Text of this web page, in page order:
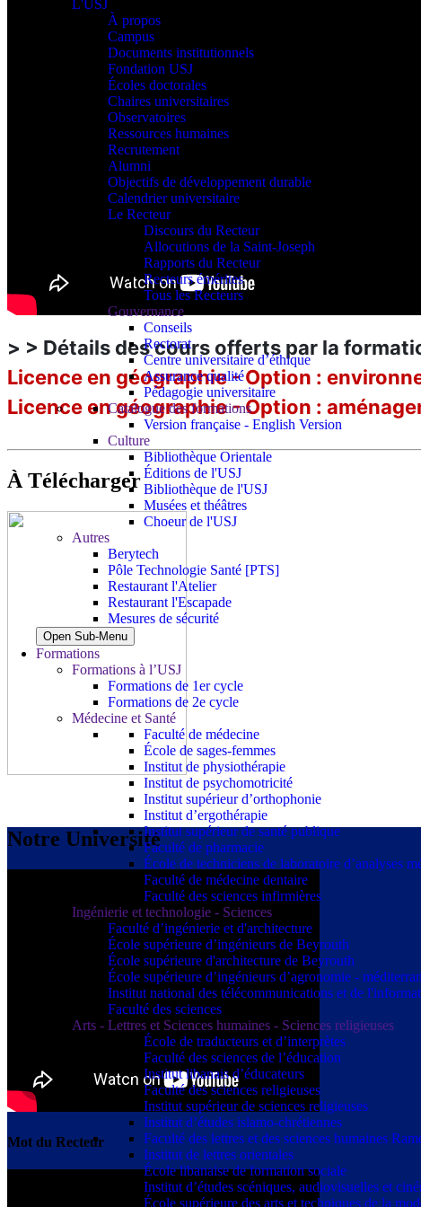
L'USJ
À propos
Campus
Documents institutionnels
Fondation USJ
Écoles doctorales
Chaires universitaires
Observatoires
Ressources humaines
Recrutement
Alumni
Objectifs de développement durable
Calendrier universitaire
Le Recteur
Discours du Recteur
Allocutions de la Saint-Joseph
Rapports du Recteur
Recteurs émérites
Tous les Recteurs
Gouvernance
Conseils
Rectorat
Centre universitaire d’éthique
Assurance qualité
Pédagogie universitaire
Catalogue des formations
Version française - English Version
Culture
Bibliothèque Orientale
Éditions de l'USJ
Bibliothèque de l'USJ
Musées et théâtres
Choeur de l'USJ
Autres
Berytech
Pôle Technologie Santé [PTS]
Restaurant l'Atelier
Restaurant l'Escapade
Mesures de sécurité
Open Sub-Menu
Formations
Formations à l’USJ
Formations de 1er cycle
Formations de 2e cycle
Médecine et Santé
Faculté de médecine
École de sages-femmes
Institut de physiothérapie
Institut de psychomotricité
Institut supérieur d’orthophonie
Institut d’ergothérapie
Institut supérieur de santé publique
Faculté de pharmacie
École de techniciens de laboratoire d’analyses
Faculté de médecine dentaire
Faculté des sciences infirmières
Ingénierie et technologie - Sciences
Faculté d’ingénierie et d'architecture
École supérieure d’ingénieurs de Beyrouth
École supérieure d'architecture de Beyrouth
École supérieure d’ingénieurs d’agronomie -
Institut national des télécommunications et de
Faculté des sciences
Arts - Lettres et Sciences humaines - Sciences religieuses
École de traducteurs et d’interprètes
Faculté des sciences de l’éducation
Institut libanais d’éducateurs
Faculté des sciences religieuses
Institut supérieur de sciences religieuses
Institut d’études islamo-chrétiennes
Faculté des lettres et des sciences humaines
Institut de lettres orientales
École libanaise de formation sociale
Institut d’études scéniques, audiovisuelles et
École supérieure des arts et techniques de la
> > Détails des cours offerts par la
Licence en géographie - Option :
Licence en géographie - Option :
À Télécharger
Notre Université
Mot du Recteur